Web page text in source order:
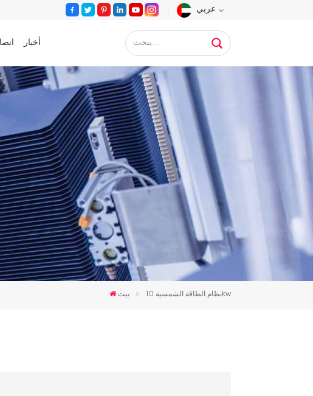
عربي
English
Français
Deutsch
Русский
Español
Português
日语
한국인
أخبار
بيت نظام الطاقة الشمسية 10kw